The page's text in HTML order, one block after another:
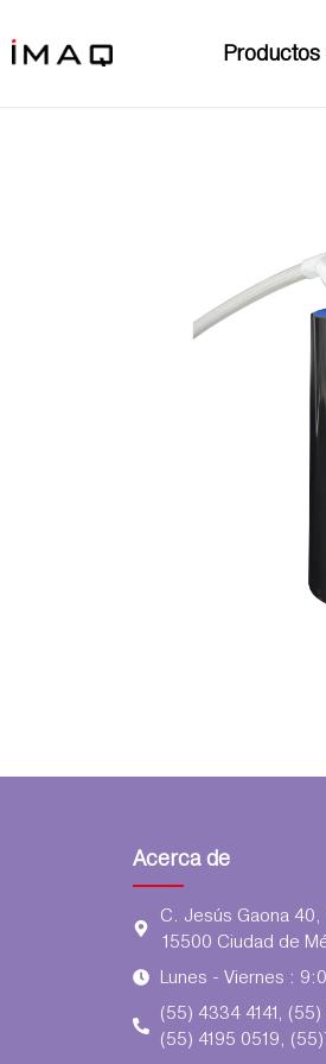
Productos
Acerca de
C. Jesús Gaona
15500 Ciudad de
Lunes - Viernes :
(55) 4334 4141,
(55) 4195 0519,